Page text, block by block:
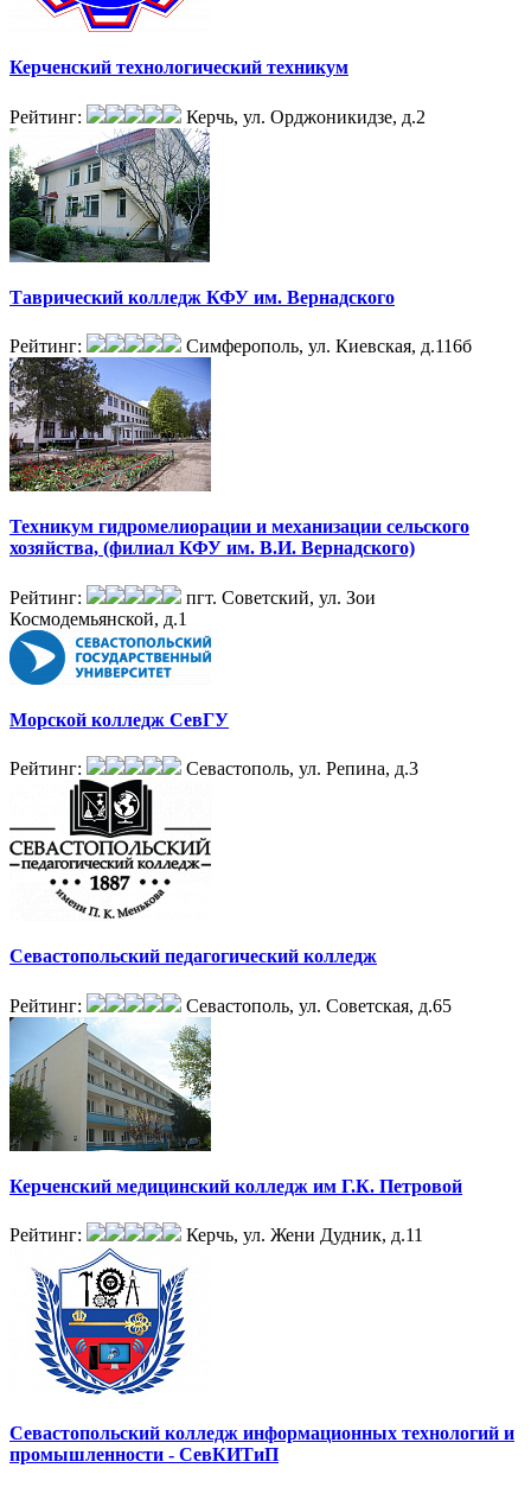
Керченский технологический техникум
Рейтинг: Керчь, ул. Орджоникидзе, д.2
Таврический колледж КФУ им. Вернадского
Рейтинг: Симферополь, ул. Киевская, д.116б
Техникум гидромелиорации и механизации сельского
хозяйства, (филиал КФУ им. В.И. Вернадского)
Рейтинг:
пгт. Советский, ул. Зои
Космодемьянской, д.1
Морской колледж СевГУ
Рейтинг: Севастополь, ул. Репина, д.3
Севастопольский педагогический колледж
Рейтинг: Севастополь, ул. Советская, д.65
Керченский медицинский колледж им Г.К. Петровой
Рейтинг: Керчь, ул. Жени Дудник, д.11
Севастопольский колледж информационных технологий и
промышленности - СевКИТиП